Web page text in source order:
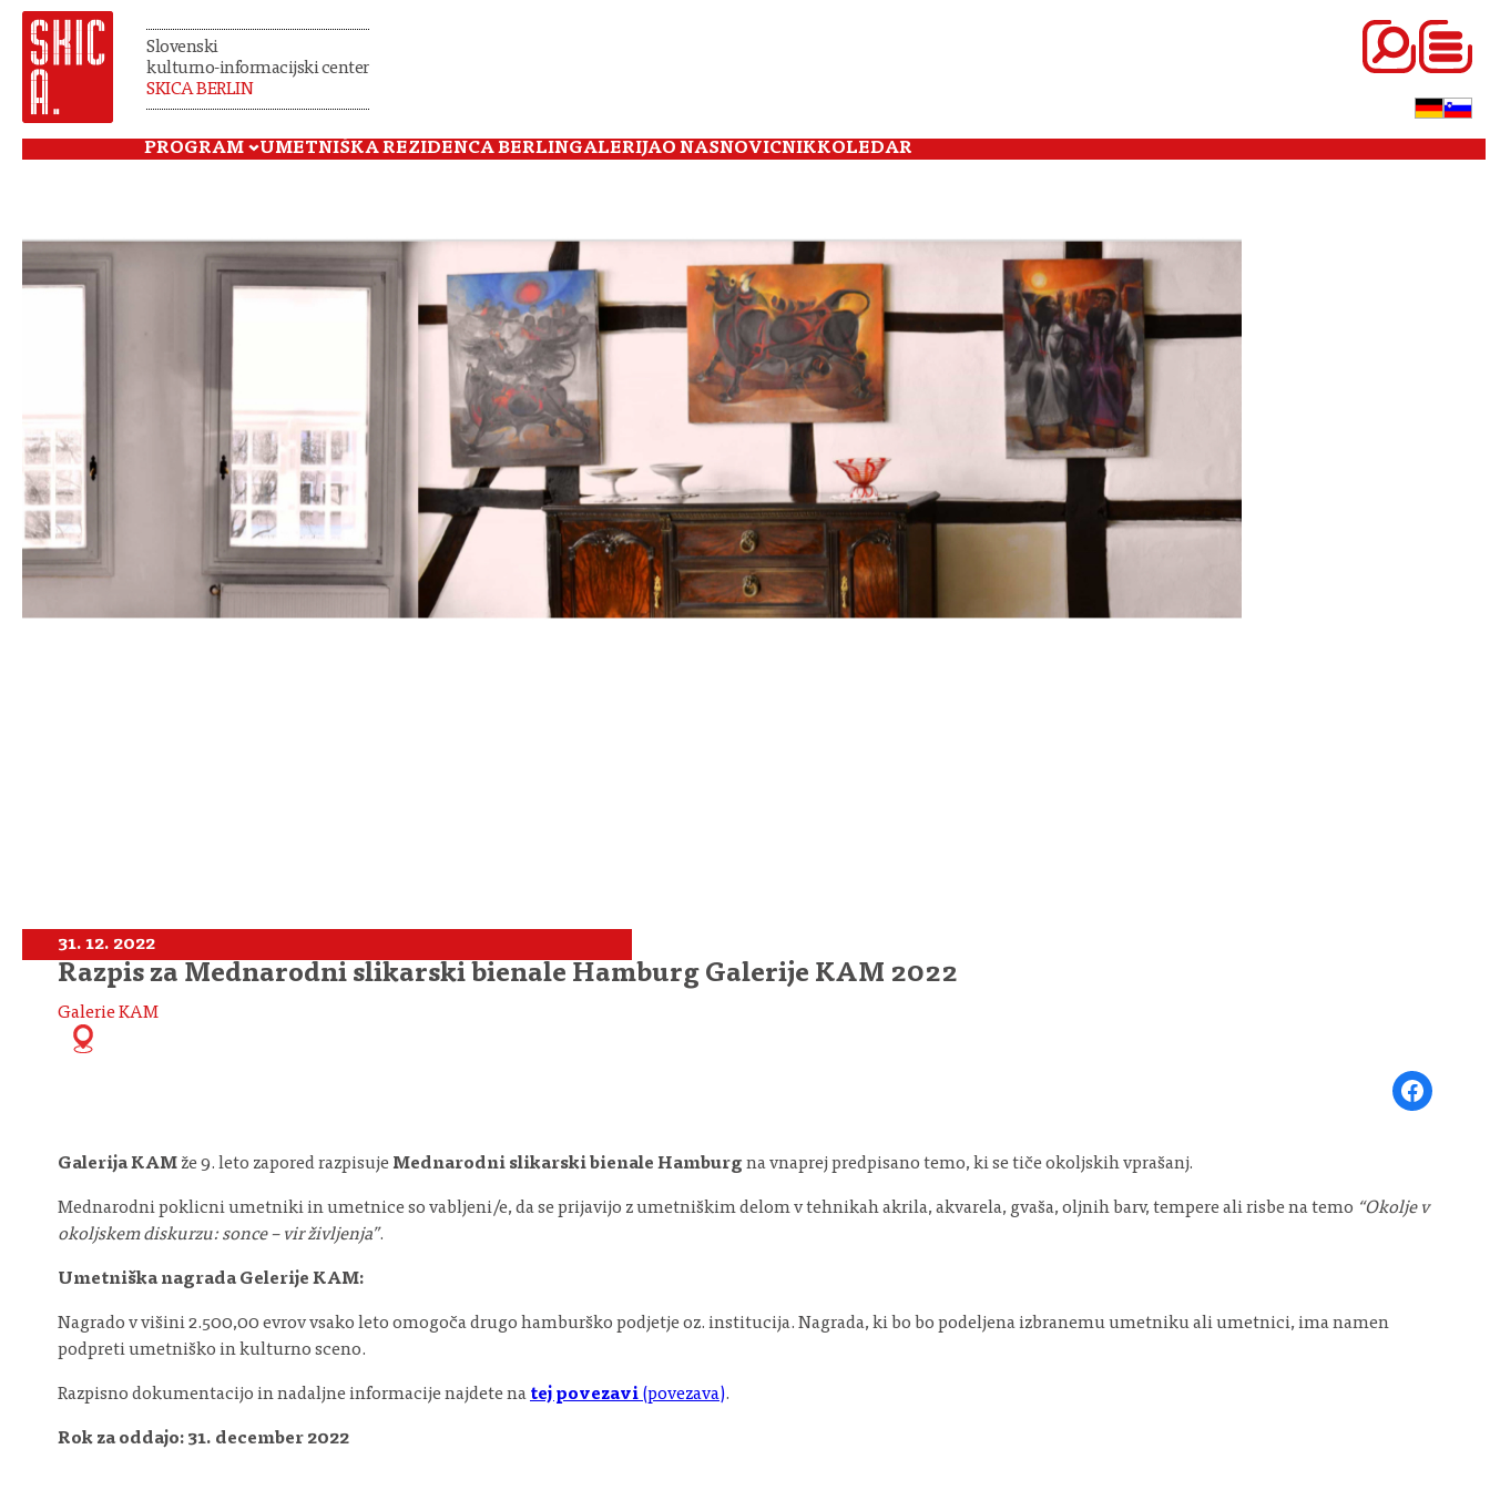
Slovenski
kulturno-informacijski center
SKICA BERLIN
PROGRAM UMETNIŠKA REZIDENCA BERLINGALERIJAO NASNOVIČNIKKOLEDAR
31. 12. 2022
Razpis za Mednarodni slikarski bienale Hamburg Galerije KAM 2022
Galerie KAM
Share on
Galerija KAM že 9. leto zapored razpisujeMednarodni slikarski bienale Hamburg na vnaprej predpisano temo, ki se tiče okoljskih vprašanj.
Mednarodni poklicni umetniki in umetnice so vabljeni/e, da se prijavijo z umetniškim delom v tehnikah akrila, akvarela, gvaša, oljnih barv, tempere ali risbe na temo “Okolje v
okoljskem diskurzu: sonce – vir življenja”.
Umetniška nagrada Gelerije KAM:
Nagrado v višini 2.500,00 evrov vsako leto omogoča drugo hamburško podjetje oz. institucija. Nagrada, ki bo bo podeljena izbranemu umetniku ali umetnici, ima namen
podpreti umetniško in kulturno sceno.
Razpisno dokumentacijo in nadaljne informacije najdete na tej povezavi (povezava).
Rok za oddajo: 31. december 2022